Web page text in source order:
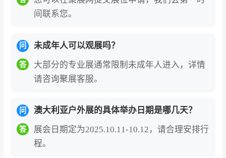
间联系您。
问 未成年人可以观展吗？
答
大部分的专业展通常限制未成年人进入，详情
请咨询聚展客服。
问 澳大利亚户外展的具体举办日期是哪几天？
答
展会日期定为2025.10.11-10.12，请合理安排行
程。